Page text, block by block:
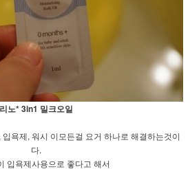
리노* 3in1 밀크오일
욕제, 워시 이모든걸 요거 하나로 해결하는것이
다.
입욕제사용으로 좋다고 해서